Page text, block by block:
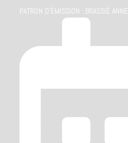
PATRON D'ÉMISSION : BRASSIÉ ANNE